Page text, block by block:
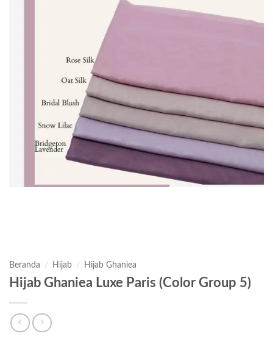
Beranda / Hijab / Hijab Ghaniea
Hijab Ghaniea Luxe Paris (Color Group 5)